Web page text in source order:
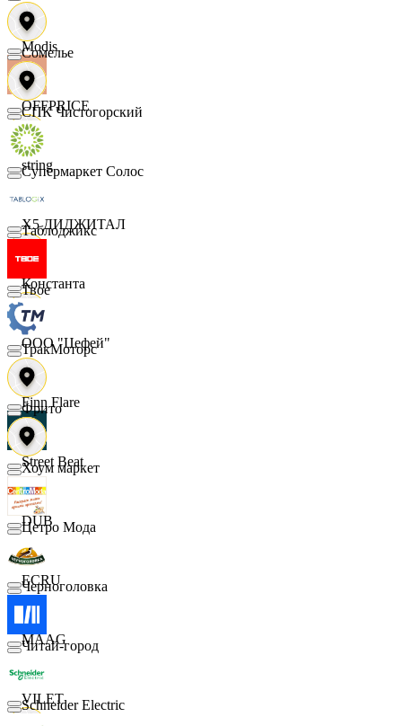
Modis
OFFPRICE
string
X5 ДИДЖИТАЛ
Константа
ООО "Цефей"
Finn Flare
Street Beat
DUB
ECRU
MAAG
VILET
Сомелье
СПК Чистогорский
Супермаркет Солос
Таблоджикс
Твое
ТракМоторс
Фрито
Хоум маркет
Цетро Мода
Черноголовка
Читай-город
Schneider Electric